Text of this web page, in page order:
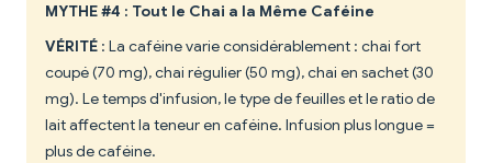
MYTHE #4 : Tout le Chai a la Même Caféine
VÉRITÉ : La caféine varie considérablement : chai fort
coupé (70 mg), chai régulier (50 mg), chai en sachet (30
mg). Le temps d'infusion, le type de feuilles et le ratio de
lait affectent la teneur en caféine. Infusion plus longue =
plus de caféine.